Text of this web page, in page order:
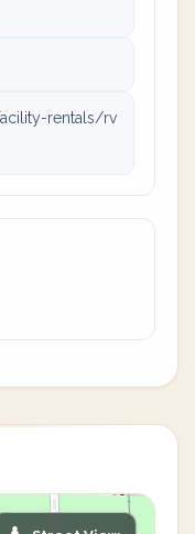
rentals/rv